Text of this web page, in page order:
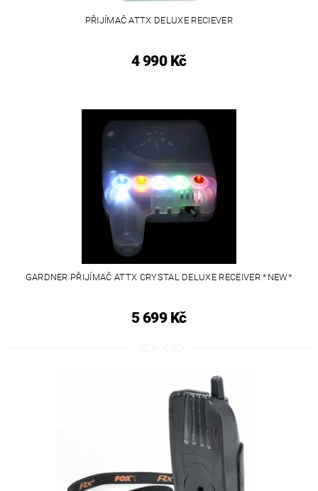
PŘIJÍMAČ ATTX DELUXE RECIEVER
4 990 Kč
GARDNER PŘIJÍMAČ ATTX CRYSTAL DELUXE RECEIVER *NEW*
5 699 Kč